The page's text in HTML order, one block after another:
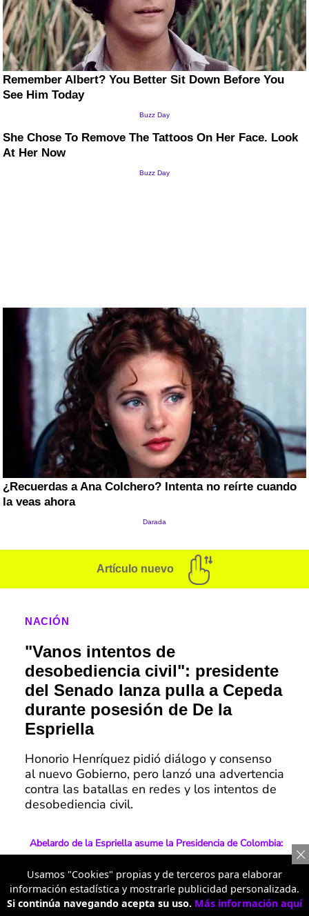
Artículo nuevo
NACIÓN
"Vanos intentos de
desobediencia civil": presidente
del Senado lanza pulla a Cepeda
durante posesión de De la
Espriella
Honorio Henríquez pidió diálogo y consenso
al nuevo Gobierno, pero lanzó una advertencia
contra las batallas en redes y los intentos de
desobediencia civil.
Abelardo de la Espriella asume la Presidencia de Colombia:
Cali
🔴EN VIVO: Abelardo de la Espriella se posesiona como
Usamos "Cookies" propias y de terceros para elaborar
información estadística y mostrarle publicidad personalizada.
Si continúa navegando acepta su uso. Más información aquí